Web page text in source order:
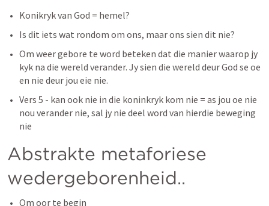
Konikryk van God = hemel?
Is dit iets wat rondom om ons, maar ons sien dit nie?
Om weer gebore te word beteken dat die manier waarop jy
kyk na die wereld verander. Jy sien die wereld deur God se oe
en nie deur jou eie nie.
Vers 5 - kan ook nie in die koninkryk kom nie = as jou oe nie
nou verander nie, sal jy nie deel word van hierdie beweging
nie
Abstrakte metaforiese
wedergeborenheid..
Om oor te begin